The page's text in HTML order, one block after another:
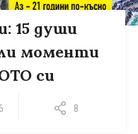
15 души
моменти
си
8